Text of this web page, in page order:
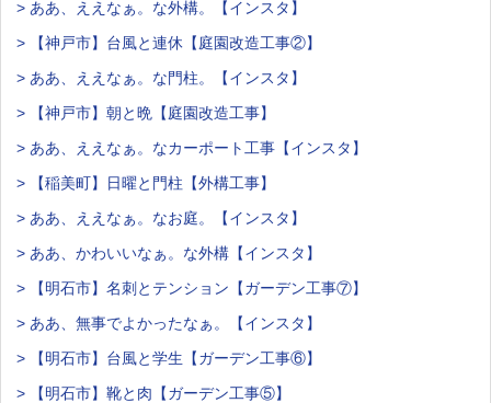
> ああ、ええなぁ。な外構。【インスタ】
> 【神戸市】台風と連休【庭園改造工事②】
> ああ、ええなぁ。な門柱。【インスタ】
> 【神戸市】朝と晩【庭園改造工事】
> ああ、ええなぁ。なカーポート工事【インスタ】
> 【稲美町】日曜と門柱【外構工事】
> ああ、ええなぁ。なお庭。【インスタ】
> ああ、かわいいなぁ。な外構【インスタ】
> 【明石市】名刺とテンション【ガーデン工事⑦】
> ああ、無事でよかったなぁ。【インスタ】
> 【明石市】台風と学生【ガーデン工事⑥】
> 【明石市】靴と肉【ガーデン工事⑤】